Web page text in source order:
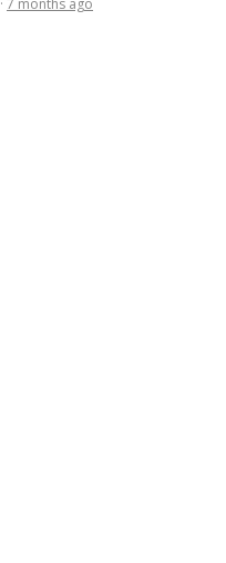
· 7 months ago